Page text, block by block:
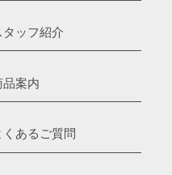
タッフ紹介
品案内
くあるご質問